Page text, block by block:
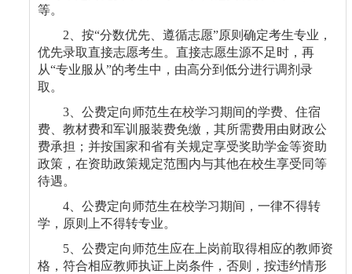
等。
2 、按“分数优先、遵循志愿”原则确定考生专业，
优先录取直接志愿考生。直接志愿生源不足时，再
从“专业服从”的考生中，由高分到低分进行调剂录
取。
3 、公费定向师范生在校学习期间的学费、住宿
费、教材费和军训服装费免缴，其所需费用由财政公
费承担；并按国家和省有关规定享受奖助学金等资助
政策，在资助政策规定范围内与其他在校生享受同等
待遇。
4 、公费定向师范生在校学习期间，一律不得转
学，原则上不得转专业。
5 、公费定向师范生应在上岗前取得相应的教师资
格，符合相应教师执证上岗条件，否则，按违约情形